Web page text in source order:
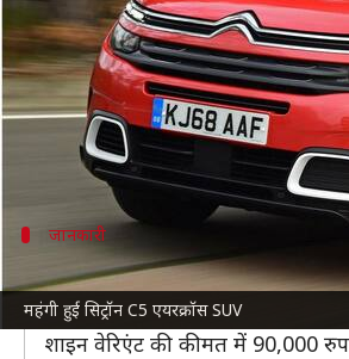
महंगी हुई सिट्रॉन C5 एयरक्रॉस SUV
सिट्रॉन इंडिया ने इसी साल अपनी
बेहद शानदार लुक वाली SUV में
वाला है क्योंकि कंपनी ने इसकी
नई कीमत नवंबर से लागू हो गई है।
जानकारी
किस वेरिएंट की बढ़ी है
C5 एयरक्रॉस चार वेरिएंट- फील
शाइन वेरिएंट की कीमत में 90,000